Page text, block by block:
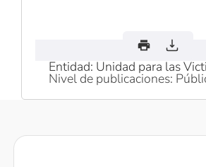
Entidad: Unidad para las
Nivel de publicaciones: